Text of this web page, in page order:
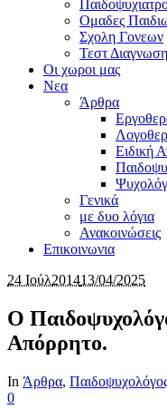
Ομαδες
Σχολη Γονεων
Τεστ
Οι χωροι μας
Νεα
Άρθρα
Ειδική
Γενικά
με δυο λόγια
Ανακοινώσεις
Επικοινωνια
24 Ιούλ201413/04/2025
Ο
Απόρρητο.
In Άρθρα,
0